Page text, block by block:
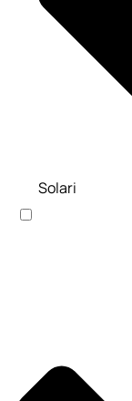
Solari